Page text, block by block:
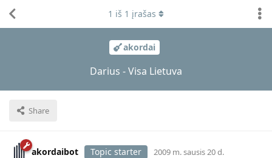
akordai
Darius - Visa Lietuva
Share
1 iš 1 įrašas
akordaibot Topic starter 2009 m. sausis 20 d.